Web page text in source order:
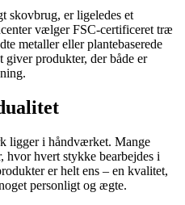
skovbrug, er ligeledes et
vælger FSC-certificeret træ
metaller eller plantebaserede
produkter, der både er
ligger i håndværket. Mange
hvor hvert stykke bearbejdes i
er helt ens – en kvalitet,
personligt og ægte.